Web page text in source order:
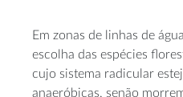
Em zonas de linhas de
escolha das espécies
cujo sistema radicular
anaeróbicas, senão